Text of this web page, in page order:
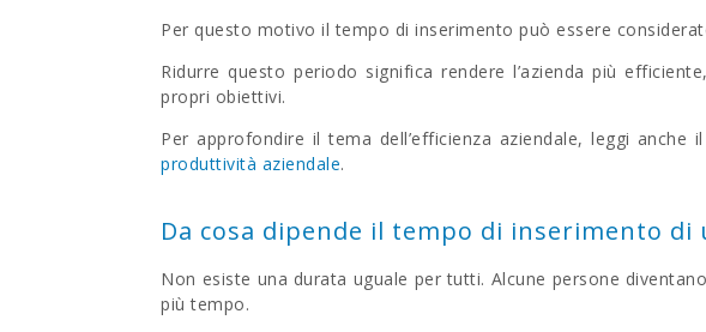
Per questo motivo il tempo di inserimento può essere
Ridurre questo periodo significa rendere l’azienda più
propri obiettivi.
Per approfondire il tema dell’efficienza aziendale, leggi
produttività aziendale.
Da cosa dipende il tempo di inserimento
Non esiste una durata uguale per tutti. Alcune persone
più tempo.